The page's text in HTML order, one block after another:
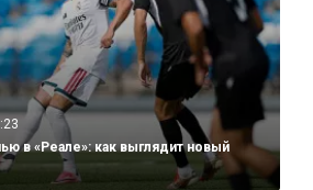
в «Реале»: как выглядит новый